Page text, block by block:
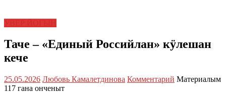
Таче – «Единый Российлан» кӱлешан
кече
25.05.2026 Любовь Камалетдинова Комментарий Материалым
117 гана онченыт